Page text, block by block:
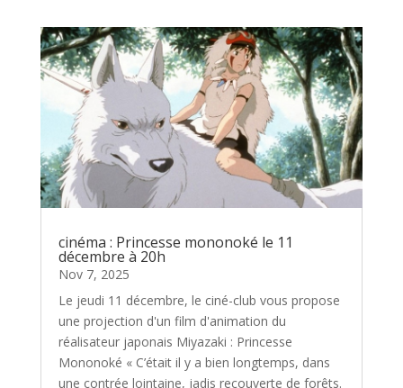
cinéma : Princesse mononoké le 11
décembre à 20h
Nov 7, 2025
Le jeudi 11 décembre, le ciné-club vous propose
une projection d'un film d'animation du
réalisateur japonais Miyazaki : Princesse
Mononoké « C’était il y a bien longtemps, dans
une contrée lointaine, jadis recouverte de forêts.